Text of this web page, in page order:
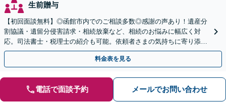
生前贈与
【初回面談無料】◎函館市内でのご相談多数◎感謝の声あり！遺産分
割協議・遺留分侵害請求・相続放棄など、相続のお悩みに幅広く対
応。司法書士・税理士の紹介も可能。依頼者さまの気持ちに寄り添い
対応します【夜間・休日対応可能】【弁護士歴13年以上】
料金表を見る
電話で面談予約 メールでお問い合わせ